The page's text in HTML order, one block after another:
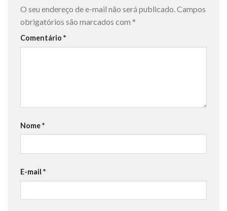
O seu endereço de e-mail não será publicado.Campos
obrigatórios são marcados com *
Comentário *
Nome*
E-mail *